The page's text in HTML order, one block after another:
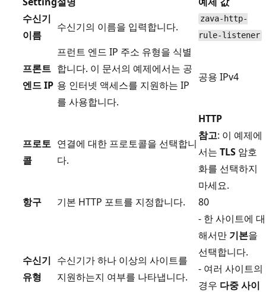
수신기
이름
수신기의 이름을 입력합니다.
zava-http-
rule-listener
프론트
엔드 IP
프런트 엔드 IP 주소 유형을 식별
합니다. 이 문서의 예제에서는 공
용 인터넷 액세스를 지원하는 IP
를 사용합니다.
공용 IPv4
프로토
콜
연결에 대한 프로토콜을 선택합니
다.
HTTP
참고: 이 예제에
서는 TLS 암호
화를 선택하지
마세요.
항구
기본 HTTP 포트를 지정합니다. 80
수신기
유형
수신기가 하나 이상의 사이트를
지원하는지 여부를 나타냅니다.
- 한 사이트에 대
해서만 기본을
선택합니다.
- 여러 사이트의
경우 다중 사이